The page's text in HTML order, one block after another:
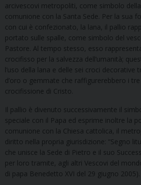
arcivescovi metropoliti, come simbolo
comunione con la Santa Sede. Per la sua
con cui è confezionato, la lana, il pallio
portato sulle spalle, come simbolo del
Pastore. Al tempo stesso, esso
crocifisso per la salvezza dell’umanità;
l’uso della lana e delle sei croci decorative
d’oro o gemmate che raffigurerebbero i
crocifissione di Cristo.
Il pallio è divenuto successivamente il
speciale con il Papa ed esprime inoltre la
comunione con la Chiesa cattolica, il
diritto nella propria giurisdizione: “Segno
che unisce la Sede di Pietro e il suo
per loro tramite, agli altri Vescovi del
di papa Benedetto XVI del 29 giugno 2005).